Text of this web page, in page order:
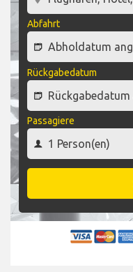
Abfahrt
Rückgabedatum
Passagiere